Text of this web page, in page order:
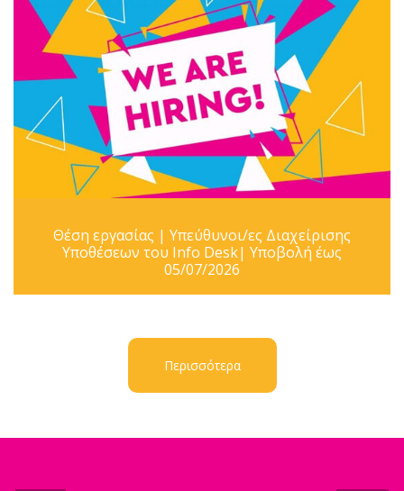
Θέση εργασίας | Υπεύθυνοι/ες Διαχείρισης
Υποθέσεων του Info Desk| Υποβολή έως
05/07/2026
Περισσότερα